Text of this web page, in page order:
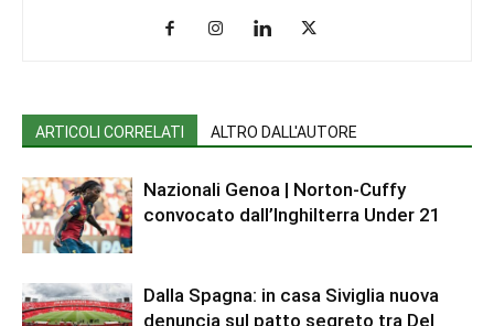
ARTICOLI CORRELATI ALTRO DALL'AUTORE
Nazionali Genoa | Norton-Cuffy
convocato dall’Inghilterra Under 21
Dalla Spagna: in casa Siviglia nuova
denuncia sul patto segreto tra Del